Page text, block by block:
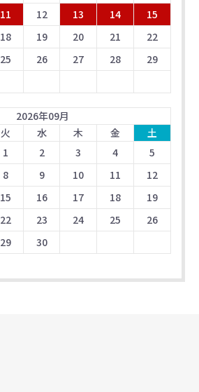
11 12 13 14
15
18 19 20 21
22
25 26 27 28
29
2026年09月
火 水 木 金
土
1
2 3 4
5
8 9 10 11
12
15 16 17 18
19
22 23 24 25
26
29 30